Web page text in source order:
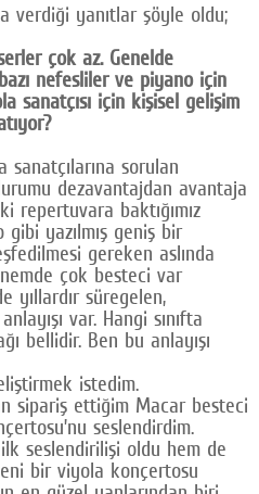
verdiği yanıtlar şöyle oldu;
çok az. Genelde
nefesliler ve piyano için
sanatçısı için kişisel gelişim
sorulan
dezavantajdan avantaja
repertuvara baktığımız
yazılmış geniş bir
gereken aslında
çok besteci var
yıllardır süregelen,
var. Hangi sınıfta
bellidir. Ben bu anlayışı
istedim.
sipariş ettiğim Macar besteci
seslendirdim.
seslendirilişi oldu hem de
bir viyola konçertosu